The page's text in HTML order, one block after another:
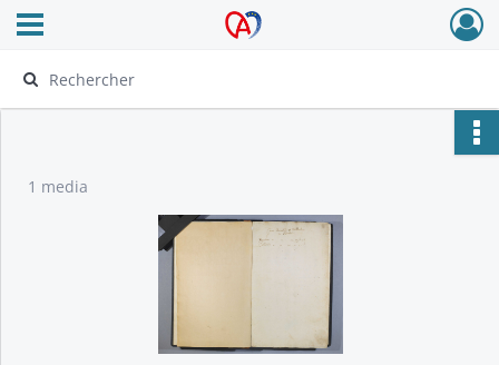
Archives Alsace - Colmar
Ouvrir le menu déroulant
1 media